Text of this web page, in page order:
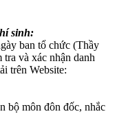
sinh:
ban tổ chức (Thầy
và xác nhận danh
trên Website:
bộ môn đôn đốc, nhắc